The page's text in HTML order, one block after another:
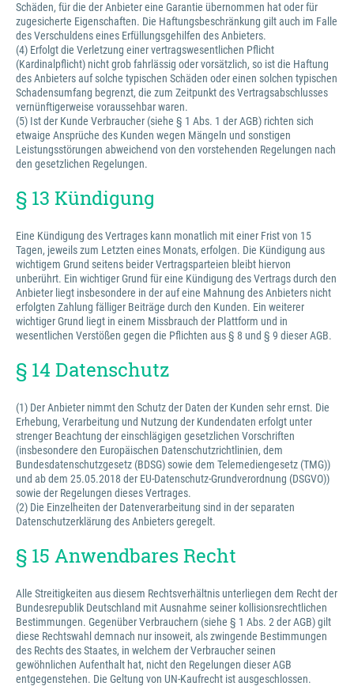
Schäden, für die der Anbieter eine Garantie übernommen hat oder für
zugesicherte Eigenschaften. Die Haftungsbeschränkung gilt auch im Falle
des Verschuldens eines Erfüllungsgehilfen des Anbieters.
(4) Erfolgt die Verletzung einer vertragswesentlichen Pflicht
(Kardinalpflicht) nicht grob fahrlässig oder vorsätzlich, so ist die Haftung
des Anbieters auf solche typischen Schäden oder einen solchen typischen
Schadensumfang begrenzt, die zum Zeitpunkt des Vertragsabschlusses
vernünftigerweise voraussehbar waren.
(5) Ist der Kunde Verbraucher (siehe § 1 Abs. 1 der AGB) richten sich
etwaige Ansprüche des Kunden wegen Mängeln und sonstigen
Leistungsstörungen abweichend von den vorstehenden Regelungen nach
den gesetzlichen Regelungen.
§ 13 Kündigung
Eine Kündigung des Vertrages kann monatlich mit einer Frist von 15
Tagen, jeweils zum Letzten eines Monats, erfolgen. Die Kündigung aus
wichtigem Grund seitens beider Vertragsparteien bleibt hiervon
unberührt. Ein wichtiger Grund für eine Kündigung des Vertrags durch den
Anbieter liegt insbesondere in der auf eine Mahnung des Anbieters nicht
erfolgten Zahlung fälliger Beiträge durch den Kunden. Ein weiterer
wichtiger Grund liegt in einem Missbrauch der Plattform und in
wesentlichen Verstößen gegen die Pflichten aus § 8 und § 9 dieser AGB.
§ 14 Datenschutz
(1) Der Anbieter nimmt den Schutz der Daten der Kunden sehr ernst. Die
Erhebung, Verarbeitung und Nutzung der Kundendaten erfolgt unter
strenger Beachtung der einschlägigen gesetzlichen Vorschriften
(insbesondere den Europäischen Datenschutzrichtlinien, dem
Bundesdatenschutzgesetz (BDSG) sowie dem Telemediengesetz (TMG))
und ab dem 25.05.2018 der EU-Datenschutz-Grundverordnung (DSGVO))
sowie der Regelungen dieses Vertrages.
(2) Die Einzelheiten der Datenverarbeitung sind in der separaten
Datenschutzerklärung des Anbieters geregelt.
§ 15 Anwendbares Recht
Alle Streitigkeiten aus diesem Rechtsverhältnis unterliegen dem Recht der
Bundesrepublik Deutschland mit Ausnahme seiner kollisionsrechtlichen
Bestimmungen. Gegenüber Verbrauchern (siehe § 1 Abs. 2 der AGB) gilt
diese Rechtswahl demnach nur insoweit, als zwingende Bestimmungen
des Rechts des Staates, in welchem der Verbraucher seinen
gewöhnlichen Aufenthalt hat, nicht den Regelungen dieser AGB
entgegenstehen. Die Geltung von UN-Kaufrecht ist ausgeschlossen.